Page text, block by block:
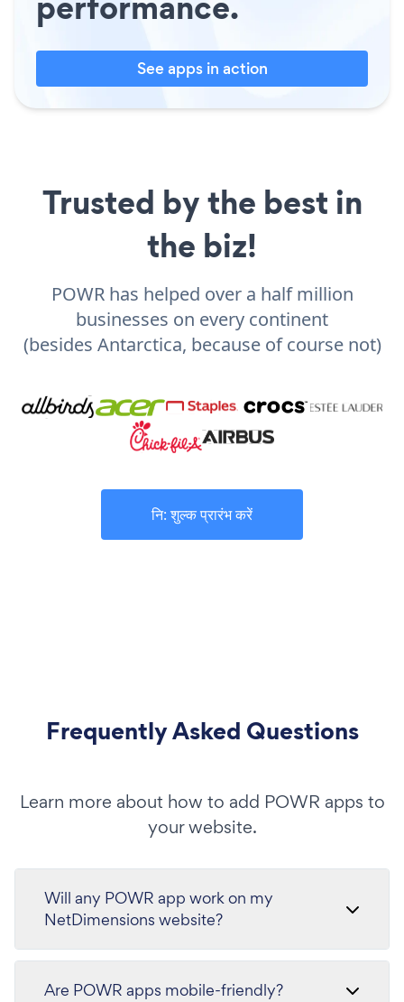
See apps in action
Trusted by the best in
the biz!
POWR has helped over a half million
businesses on every continent
(besides Antarctica, because of course not)
नि: शुल्क प्रारंभ करें
Frequently Asked Questions
Learn more about how to add POWR apps to
your website.
Will any POWR app work on my
NetDimensions website?
Are POWR apps mobile-friendly?